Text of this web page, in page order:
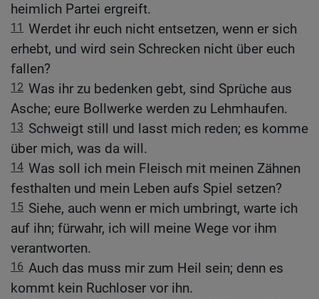
heimlich Partei ergreift.
11 Werdet ihr euch nicht entsetzen, wenn er sich
erhebt, und wird sein Schrecken nicht über euch
fallen?
12 Was ihr zu bedenken gebt, sind Sprüche aus
Asche; eure Bollwerke werden zu Lehmhaufen.
13 Schweigt still und lasst mich reden; es komme
über mich, was da will.
14 Was soll ich mein Fleisch mit meinen Zähnen
festhalten und mein Leben aufs Spiel setzen?
15 Siehe, auch wenn er mich umbringt, warte ich
auf ihn; fürwahr, ich will meine Wege vor ihm
verantworten.
16 Auch das muss mir zum Heil sein; denn es
kommt kein Ruchloser vor ihn.